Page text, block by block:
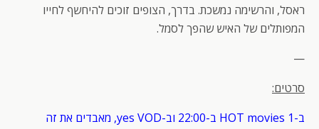
ראסל, והרשימה נמשכת. בדרך, הצופים זוכים להיחשף לחייו
המפותלים של האיש שהפך לסמל.
—
סרטים:
ב-HOT movies 1 ב-22:00 וב-yes VOD, מאבדים את זה